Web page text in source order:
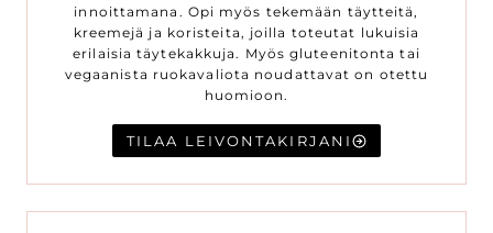
innoittamana. Opi myös tekemään täytteitä,
kreemejä ja koristeita, joilla toteutat lukuisia
erilaisia täytekakkuja. Myös gluteenitonta tai
vegaanista ruokavaliota noudattavat on otettu
huomioon.
TILAA LEIVONTAKIRJANI